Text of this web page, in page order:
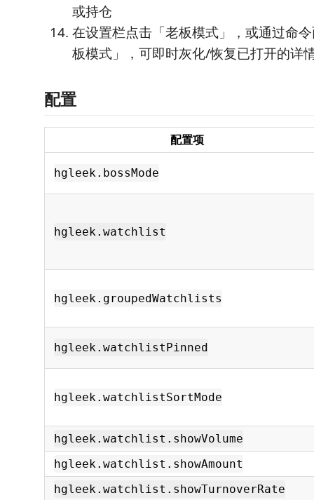
或持仓
在设置栏点击「老板模式」，或通过命
板模式」，可即时灰化/恢复已打开的详
配置
配置项
hgleek.bossMode
hgleek.watchlist
hgleek.groupedWatchlists
hgleek.watchlistPinned
hgleek.watchlistSortMode
hgleek.watchlist.showVolume
hgleek.watchlist.showAmount
hgleek.watchlist.showTurnoverRate